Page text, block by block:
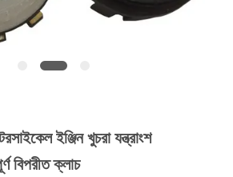
ইঞ্জিন খুচরা যন্ত্রাংশ
বিপরীত ক্লাচ